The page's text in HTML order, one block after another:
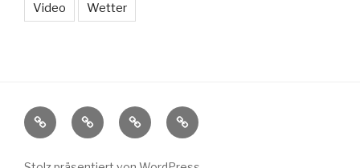
Video Wetter
Sissi
Länder
und
Weitere
Segelblogs
Kontakt